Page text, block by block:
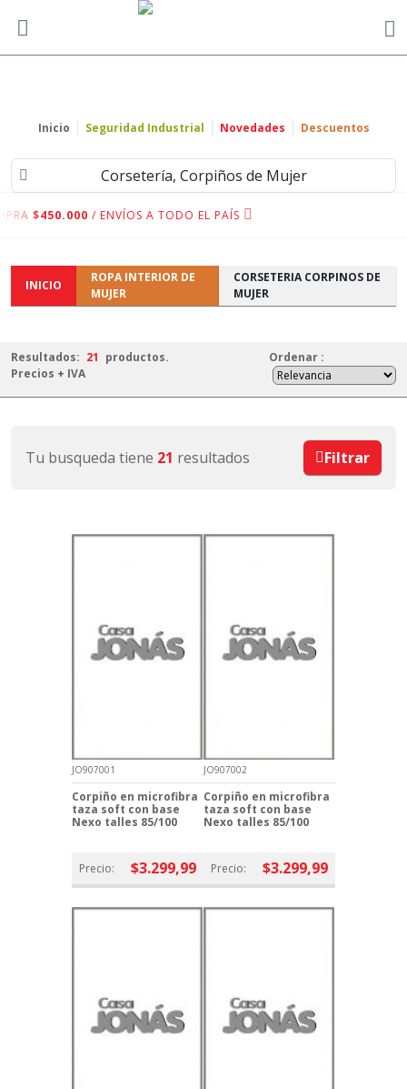
Inicio Seguridad Industrial Novedades Descuentos
Corsetería, Corpiños de Mujer
$450.000 / ENVÍOS A TODO EL PAÍS
INICIO
ROPA INTERIOR DE
MUJER
CORSETERIA CORPINOS DE
MUJER
Resultados: 21 productos.
Precios + IVA
Ordenar :
Tu busqueda tiene 21 resultados Filtrar
JO907001
Corpiño en microfibra
taza soft con base
Nexo talles 85/100
Precio: $3.299,99
JO907002
Corpiño en microfibra
taza soft con base
Nexo talles 85/100
Precio: $3.299,99